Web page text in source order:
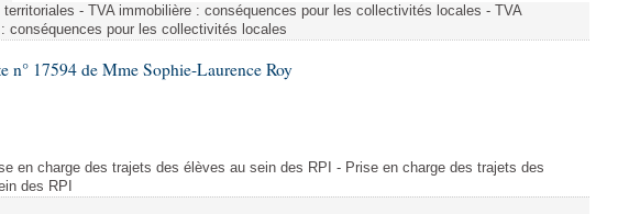
- TVA immobilière : conséquences pour les collectivités locales - TVA
conséquences pour les collectivités locales
n° 17594 de Mme Sophie-Laurence Roy
en charge des trajets des élèves au sein des RPI - Prise en charge des trajets des
des RPI